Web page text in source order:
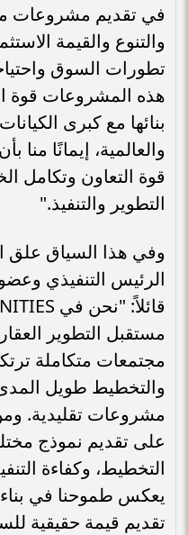
في تقديم مشروعات
والتنوع والقيمة
تطورات السوق
هذه المشروعات قوة
بنائها مع كبرى
والعالمية، إيمانًا
قوة التعاون وتكامل
التطوير والتنفيذ."
وفي هذا السياق علق
الرئيس التنفيذي
مستقبل التطوير
مجتمعات متكاملة
والتخطيط طويل
مشروعات تقليدية.
على تقديم نموذج
التخطيط، وكفاءة
يعكس طموحنا في
تقديم قيمة حقيقية